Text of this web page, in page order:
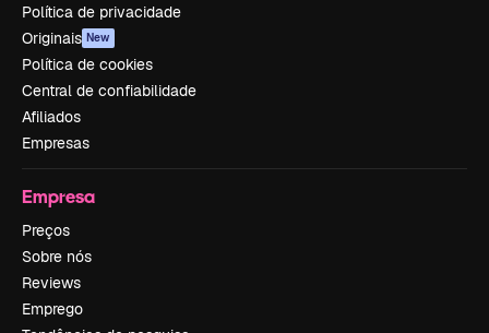
Política de privacidade
Originais New
Política de cookies
Central de confiabilidade
Afiliados
Empresas
Empresa
Preços
Sobre nós
Reviews
Emprego